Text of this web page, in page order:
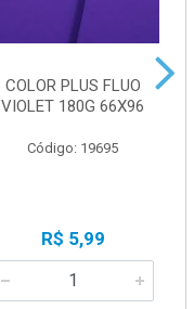
COLOR PLUS FLUO
VIOLET 180G 66X96
Código: 19695
R$ 5,99